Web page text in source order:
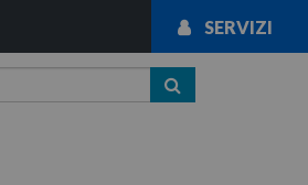
SERVIZI